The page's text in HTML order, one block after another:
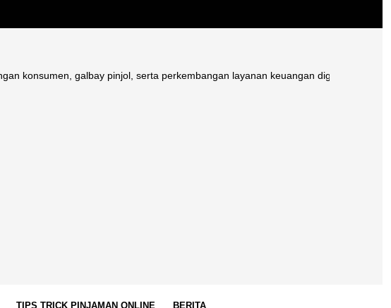
galbay pinjol, serta perkembangan layanan keuangan digital di Indonesia.
TIPS TRICK PINJAMAN ONLINE BERITA